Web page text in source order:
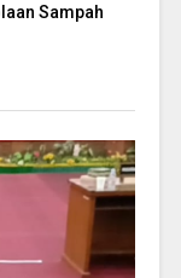
Sampah